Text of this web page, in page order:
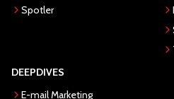
Spotler
DEEPDIVES
E-mail Marketing